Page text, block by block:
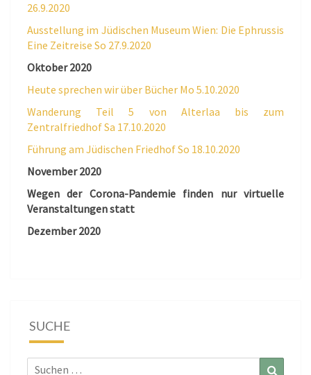
26.9.2020
Ausstellung im Jüdischen Museum Wien: Die Ephrussis
Eine Zeitreise So 27.9.2020
Oktober 2020
Heute sprechen wir über Bücher Mo 5.10.2020
Wanderung Teil 5 von Alterlaa bis zum
Zentralfriedhof Sa 17.10.2020
Führung am Jüdischen Friedhof So 18.10.2020
November 2020
Wegen der Corona-Pandemie finden nur virtuelle
Veranstaltungen statt
Dezember 2020
SUCHE
Suchen